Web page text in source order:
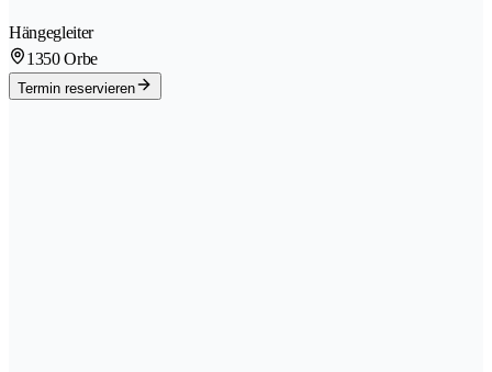
Hängegleiter
1350 Orbe
Termin reservieren